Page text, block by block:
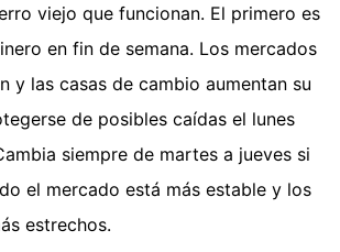
viejo que funcionan. El primero es
en fin de semana. Los mercados
y las casas de cambio aumentan su
de posibles caídas el lunes
siempre de martes a jueves si
el mercado está más estable y los
estrechos.